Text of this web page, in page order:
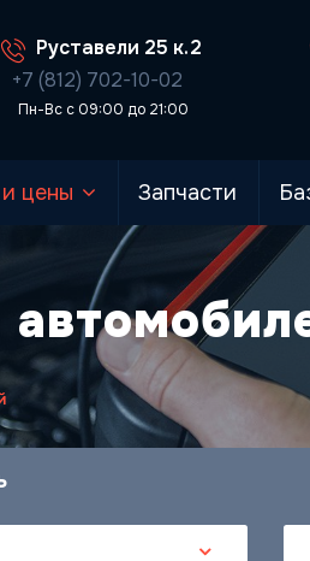
Руставели 25 к.2
+7 (812) 702-10-02
Пн-Вс с 09:00 до 21:00
цены Запчасти